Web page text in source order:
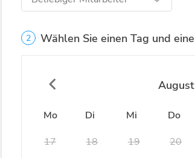
2 Wählen Sie einen Tag und
August
Mo Di Mi Do
17
18 19 20